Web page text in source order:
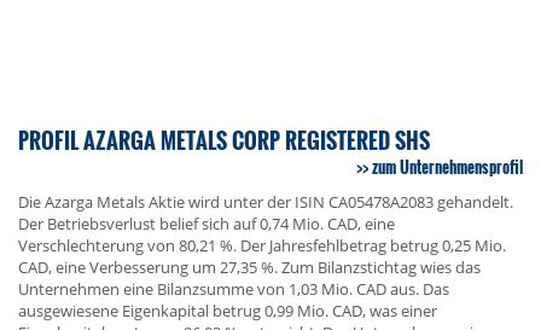
PROFIL AZARGA METALS CORP REGISTERED SHS
zum Unternehmensprofil
Die Azarga Metals Aktie wird unter der ISIN CA05478A2083 gehandelt.
Der Betriebsverlust belief sich auf 0,74 Mio. CAD, eine
Verschlechterung von 80,21 %. Der Jahresfehlbetrag betrug 0,25 Mio.
CAD, eine Verbesserung um 27,35 %. Zum Bilanzstichtag wies das
Unternehmen eine Bilanzsumme von 1,03 Mio. CAD aus. Das
ausgewiesene Eigenkapital betrug 0,99 Mio. CAD, was einer